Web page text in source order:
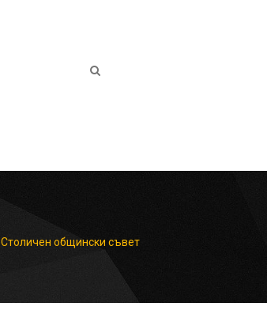
Столичен общински съвет